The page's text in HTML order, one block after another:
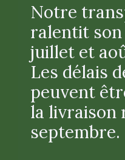
Produits
Notre
ralentit
juillet et
Les délais
peuvent
la livraison
septembre.